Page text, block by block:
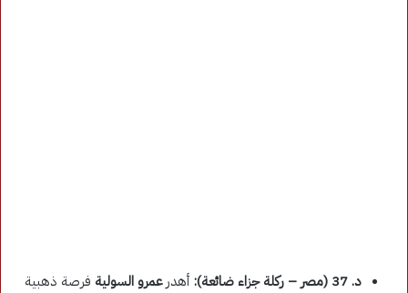
د. 37 (مصر – ركلة جزاء ضائعة): أهدرعمرو السولية فرصة ذهبية